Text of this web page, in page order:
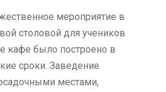
мероприятие в
столовой для учеников
кафе было построено в
сроки. Заведение
местами,